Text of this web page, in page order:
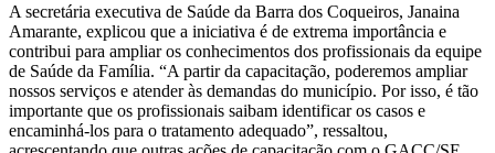
A secretária executiva de Saúde da Barra dos Coqueiros, Janaina
Amarante, explicou que a iniciativa é de extrema importância e
contribui para ampliar os conhecimentos dos profissionais da equipe
de Saúde da Família. “A partir da capacitação, poderemos ampliar
nossos serviços e atender às demandas do município. Por isso, é tão
importante que os profissionais saibam identificar os casos e
encaminhá-los para o tratamento adequado”, ressaltou,